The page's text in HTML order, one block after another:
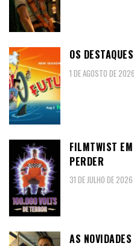
OS
1 DE AGOSTO DE 2026
FILMTWIST
PERDER
31 DE JULHO DE 2026
AS